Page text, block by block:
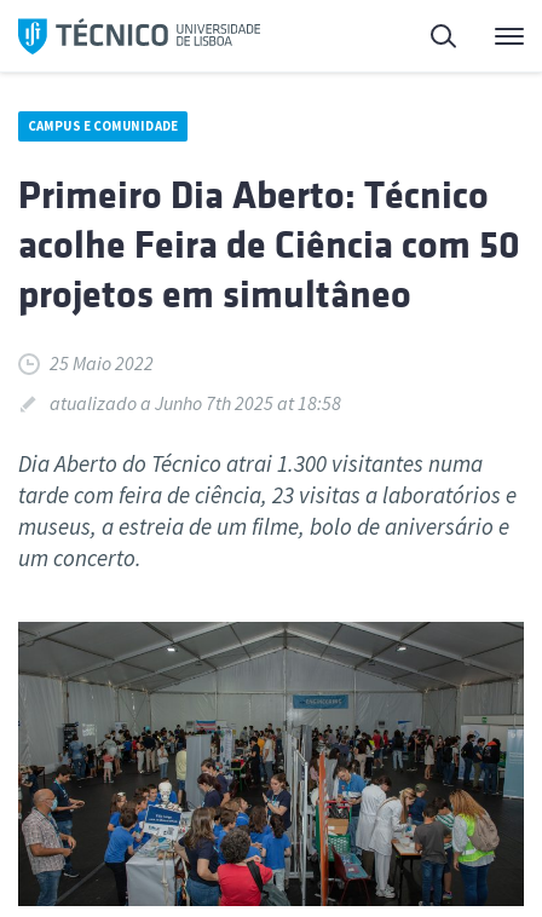
Saltar
para
Pesquisa
CAMPUS E COMUNIDADE
Primeiro Dia Aberto: Técnico
acolhe Feira de Ciência com 50
projetos em simultâneo
25 Maio 2022
atualizado a Junho 7th 2025 at 18:58
Dia Aberto do Técnico atrai 1.300 visitantes numa
tarde com feira de ciência, 23 visitas a laboratórios e
museus, a estreia de um filme, bolo de aniversário e
um concerto.